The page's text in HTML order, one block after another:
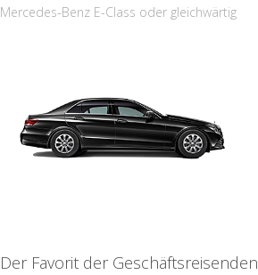
Mercedes-Benz E-Class oder gleichwärtig
Der Favorit der Geschäftsreisenden